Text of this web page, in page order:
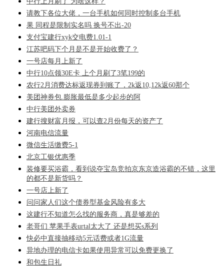
请教下各位大佬，一台手机如何同时控制多台手机
果 同程是限制实名吗 换号不出-20
支付宝建行xyk交电费1.01-1
江苏吧码下个月是不是开始收费了？
一号店每月上新了
中行10点领30E卡 上个月刷了3笔199的
农行2月消费达标返现券到账了，2k返10,12k返60那个
美团神券包.膨胀最低是多少起步的阿
中行美团外卖券
建行搜财富月报，可以查2月份每天的资产了
河南电信流量
微信生活缴费5-1
北京工银优惠季
装修要买浴霸，看到说夺宝岛竞拍京东京造浴霸的不错，这里
的都不是新货吗？
一号店上新了
问问家人们这个债券型基金风险有多大
这建行不知道怎么找的服务商，真是够差的
老哥们 苹果手表urtal太大了 还是想买s系列
快必中直接抽移动5元话费或者1G流量
异地办理的电信卡如果使用异常可以免费更换了
和包生日礼